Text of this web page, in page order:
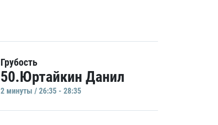
Грубость
50.Юртайкин Данил
2 минуты / 26:35 - 28:35